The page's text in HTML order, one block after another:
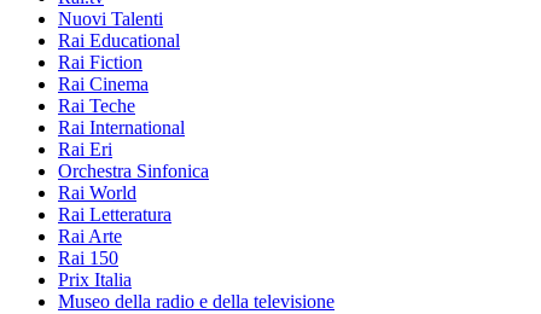
Nuovi Talenti
Rai Educational
Rai Fiction
Rai Cinema
Rai Teche
Rai International
Rai Eri
Orchestra Sinfonica
Rai World
Rai Letteratura
Rai Arte
Rai 150
Prix Italia
Museo della radio e della televisione